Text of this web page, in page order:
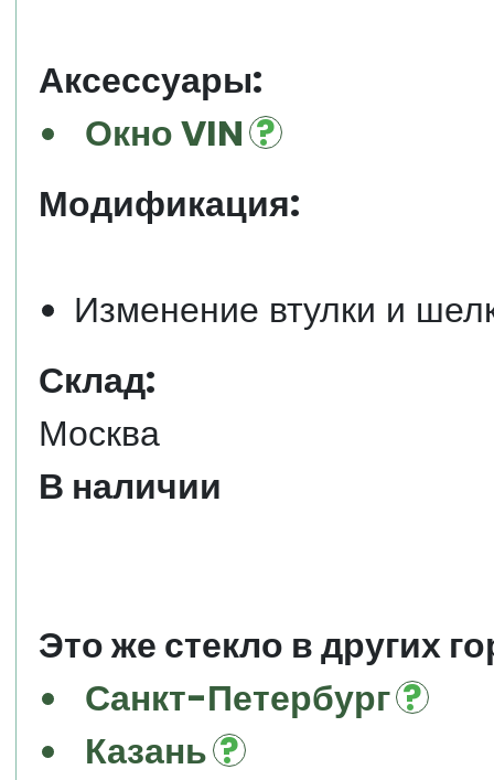
Аксессуары:
Окно VIN
Модификация:
Изменение втулки и
Склад:
Москва
В наличии
Это же стекло в других
Санкт-Петербург
Казань